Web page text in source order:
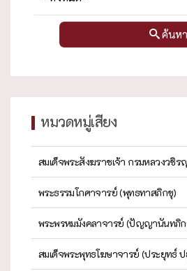
ค้นหา
หมวดหมู่เสียง
สมเด็จพระสังฆราชเจ้า กรมหลวงวชิ
พระธรรมโกศาจารย์ (พุทธทาสภิกขุ)
พระพรหมมังคลาจารย์ (ปัญญานันทภิ
สมเด็จพระพุทธโฆษาจารย์ (ประยุทธ์